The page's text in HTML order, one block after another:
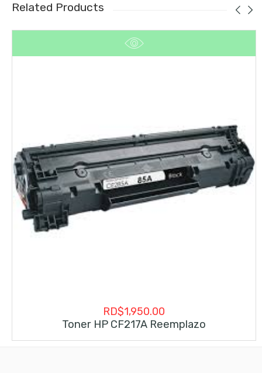
Related Products
RD$1,950.00
Toner HP CF217A Reemplazo